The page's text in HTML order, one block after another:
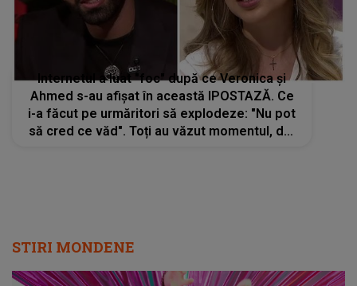
Internetul a luat "foc" după ce Veronica și
Ahmed s-au afișat în această IPOSTAZĂ. Ce
i-a făcut pe urmăritori să explodeze: "Nu pot
să cred ce văd". Toți au văzut momentul, dar
STIRI MONDENE